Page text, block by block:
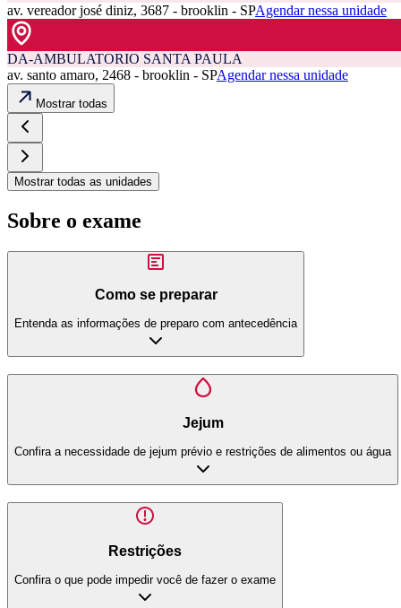
av. vereador josé diniz, 3687 - brooklin - SPAgendar nessa unidade
DA-AMBULATORIO SANTA PAULA
av. santo amaro, 2468 - brooklin - SPAgendar nessa unidade
Mostrar todas
Mostrar todas as unidades
Sobre o exame
Como se preparar
Entenda as informações de preparo com antecedência
Jejum
Confira a necessidade de jejum prévio e restrições de alimentos ou água
Restrições
Confira o que pode impedir você de fazer o exame